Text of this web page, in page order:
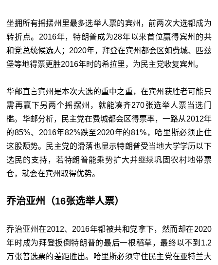
坐拥所有摇摆州里最多选举人票的宾州，前两次大选都成为
转折点。2016年，特朗普成为28年以来首位赢得宾州的共
和党总统候选人；2020年，拜登在宾州都会区如费城、匹兹
堡等地得票更胜2016年时的希拉里，为民主党收复宾州。
华邮直言宾州是本次大选的重中之重，在宾州获胜者可能只
需再赢下另两个摇摆州，就能凑齐270张选举人票当选门
槛。华邮分析，民主党在费城都会区得票率，一路从2012年
的85%、2016年82%跌至2020年的81%，哈里斯必须止住
这股颓势。民主党的滑落也显示特朗普受当地大学学历以下
选民的支持，若特朗普能乘势扩大并继续巩固农村地带票
仓，就会在宾州取得优势。
乔治亚州（16张选举人票）
乔治亚州在2012、2016年都被共和党拿下，然而却在2020
年时成为拜登扳倒特朗普的最后一根稻草，最终以不到1.2
万张普选票的差距胜出。哈里斯必须守住民主党在亚特兰大